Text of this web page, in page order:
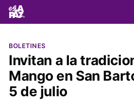
BOLETINES
Invitan a la
Mango en San
5 de julio